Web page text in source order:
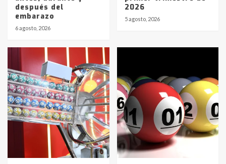
después del
embarazo
6 agosto, 2026
2026
5 agosto, 2026